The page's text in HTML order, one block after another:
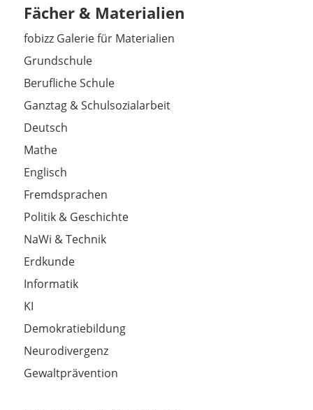
Fächer & Materialien
fobizz Galerie für Materialien
Grundschule
Berufliche Schule
Ganztag & Schulsozialarbeit
Deutsch
Mathe
Englisch
Fremdsprachen
Politik & Geschichte
NaWi & Technik
Erdkunde
Informatik
KI
Demokratiebildung
Neurodivergenz
Gewaltprävention